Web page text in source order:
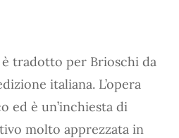
tradotto per Brioschi da
italiana. L’opera
ed è un’inchiesta di
molto apprezzata in